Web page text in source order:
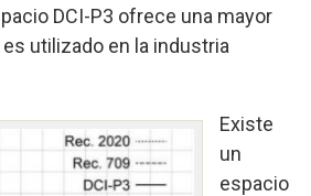
DCI-P3 ofrece una mayor
utilizado en la industria
Existe
un
espacio